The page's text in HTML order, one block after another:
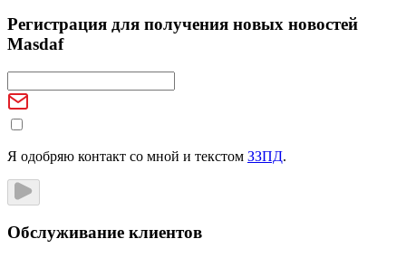
Регистрация для получения новых новостей
Masdaf
Я одобряю контакт со мной и текстом ЗЗПД.
Обслуживание клиентов